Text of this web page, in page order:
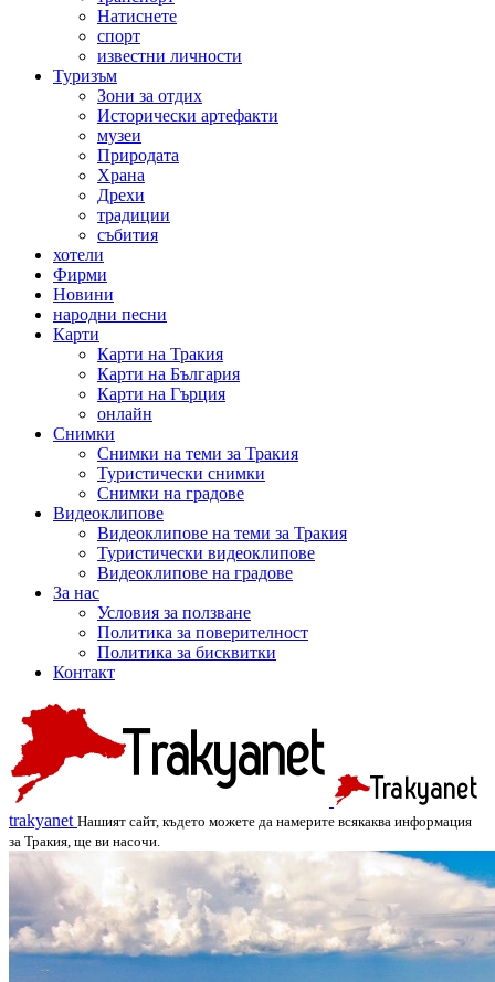
Натиснете
спорт
известни личности
Туризъм
Зони за отдих
Исторически артефакти
музеи
Природата
Храна
Дрехи
традиции
събития
хотели
Фирми
Новини
народни песни
Карти
Карти на Тракия
Карти на България
Карти на Гърция
онлайн
Снимки
Снимки на теми за Тракия
Туристически снимки
Снимки на градове
Видеоклипове
Видеоклипове на теми за Тракия
Туристически видеоклипове
Видеоклипове на градове
За нас
Условия за ползване
Политика за поверителност
Политика за бисквитки
Контакт
trakyanet Нашият сайт, където можете да намерите всякаква информация
за Тракия, ще ви насочи.